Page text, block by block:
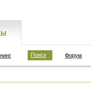
Поиск Форум